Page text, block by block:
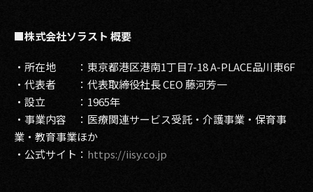
■株式会社ソラスト 概要
・所在地 ：東京都港区港南1丁目7-18 A-PLACE品川東6F
・代表者 ：代表取締役社長 CEO 藤河芳一
・設立 ：1965年
・事業内容 ：医療関連サービス受託・介護事業・保育事
業・教育事業ほか
・公式サイト： https://iisy.co.jp